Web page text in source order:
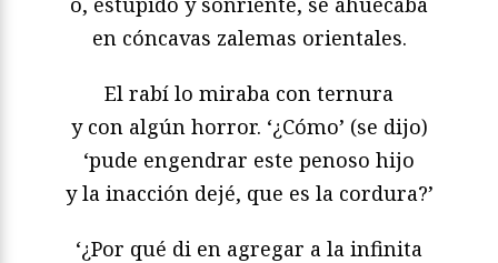
en cóncavas zalemas orientales.
El rabí lo miraba con ternura
y con algún horror. ‘¿Cómo’ (se dijo)
‘pude engendrar este penoso hijo
y la inacción dejé, que es la cordura?’
‘¿Por qué di en agregar a la infinita